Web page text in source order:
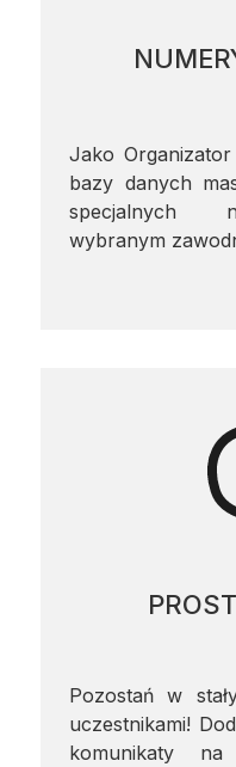
Jako
bazy danych
specjalnych
wybranym
Pozostań w
uczestnikami!
komunikaty